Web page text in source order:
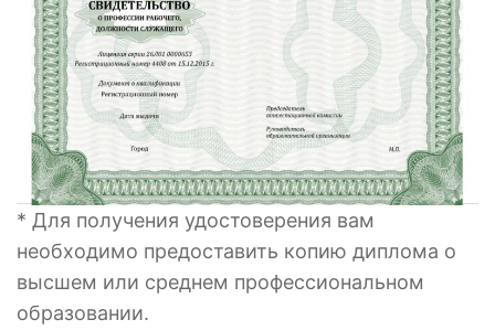
* Для получения удостоверения вам
необходимо предоставить копию диплома о
высшем или среднем профессиональном
образовании.